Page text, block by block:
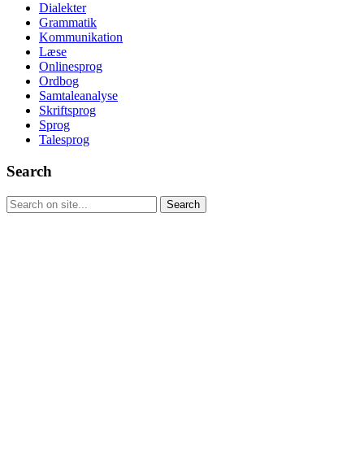
Dialekter
Grammatik
Kommunikation
Læse
Onlinesprog
Ordbog
Samtaleanalyse
Skriftsprog
Sprog
Talesprog
Search